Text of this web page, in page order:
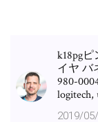
k18pg
イヤ バ
980-
2019/